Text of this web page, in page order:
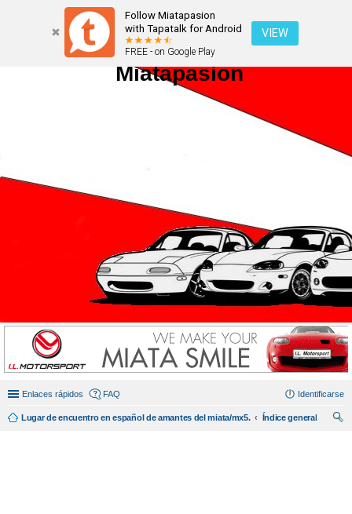
Follow Miatapasion
with Tapatalk for Android
FREE - on Google Play
VIEW
Miatapasion
Enlaces rápidos FAQ Identificarse
Lugar de encuentro en español de amantes del miata/mx5.
Índice general